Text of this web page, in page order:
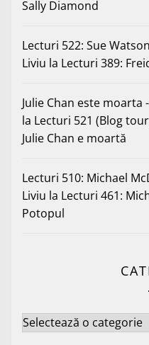
Sally Diamond
Lecturi 522: Sue
Liviu la Lecturi 389:
Julie Chan este moarta
la Lecturi 521 (Blog
Julie Chan e moartă
Lecturi 510: Michael
Liviu la Lecturi 461:
Potopul
Categorii